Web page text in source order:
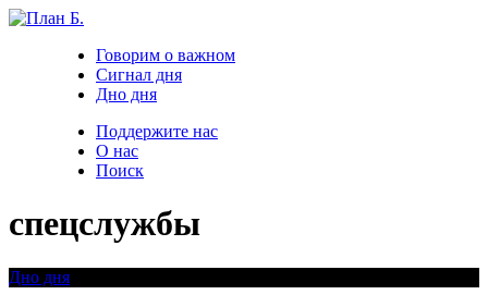
Говорим о важном
Сигнал дня
Дно дня
Поддержите нас
О нас
Поиск
спецслужбы
Дно дня